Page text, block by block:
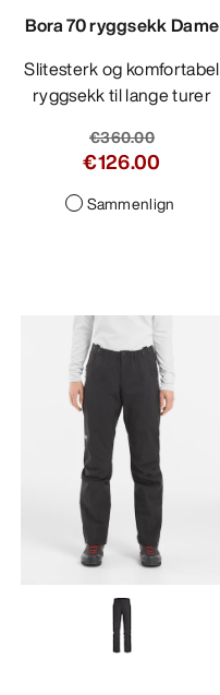
Bora 70 ryggsekk Dame
Slitesterk og komfortabel
ryggsekk til lange turer
€360.00
€126.00
Sammenlign